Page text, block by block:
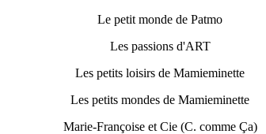
Le petit monde de Patmo
Les passions d'ART
Les petits loisirs de Mamieminette
Les petits mondes de Mamieminette
Marie-Françoise et Cie (C. comme Ça)